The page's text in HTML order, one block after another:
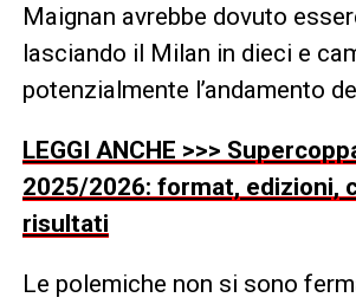
Maignan avrebbe dovuto
lasciando il Milan in dieci e
potenzialmente l’andamento
LEGGI ANCHE >>>
2025/2026: format, edizioni,
risultati
Le polemiche non si sono